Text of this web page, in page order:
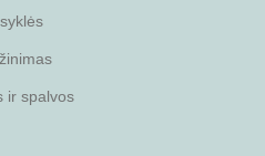
ir spalvos